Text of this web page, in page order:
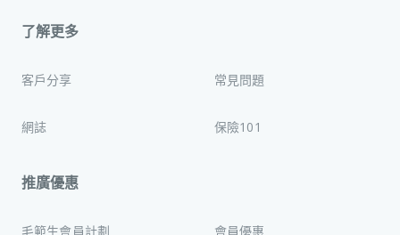
了解更多
客戶分享 常見問題
網誌 保險101
推廣優惠
毛範生會員計劃 會員優惠